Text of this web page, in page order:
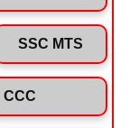
SSC MTS
CCC